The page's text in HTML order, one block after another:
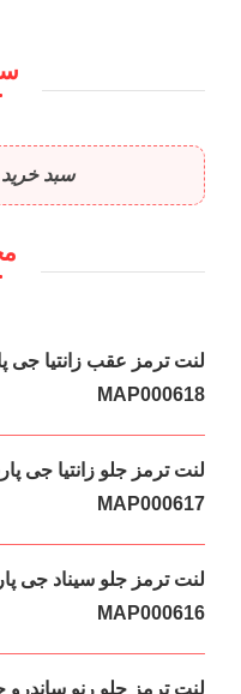
سبد
لنت ترمز عقب زانتیا جی
MAP000618
لنت ترمز جلو زانتیا جی
MAP000617
لنت ترمز جلو سیناد جی
MAP000616
لنت ترمز جلو رنو